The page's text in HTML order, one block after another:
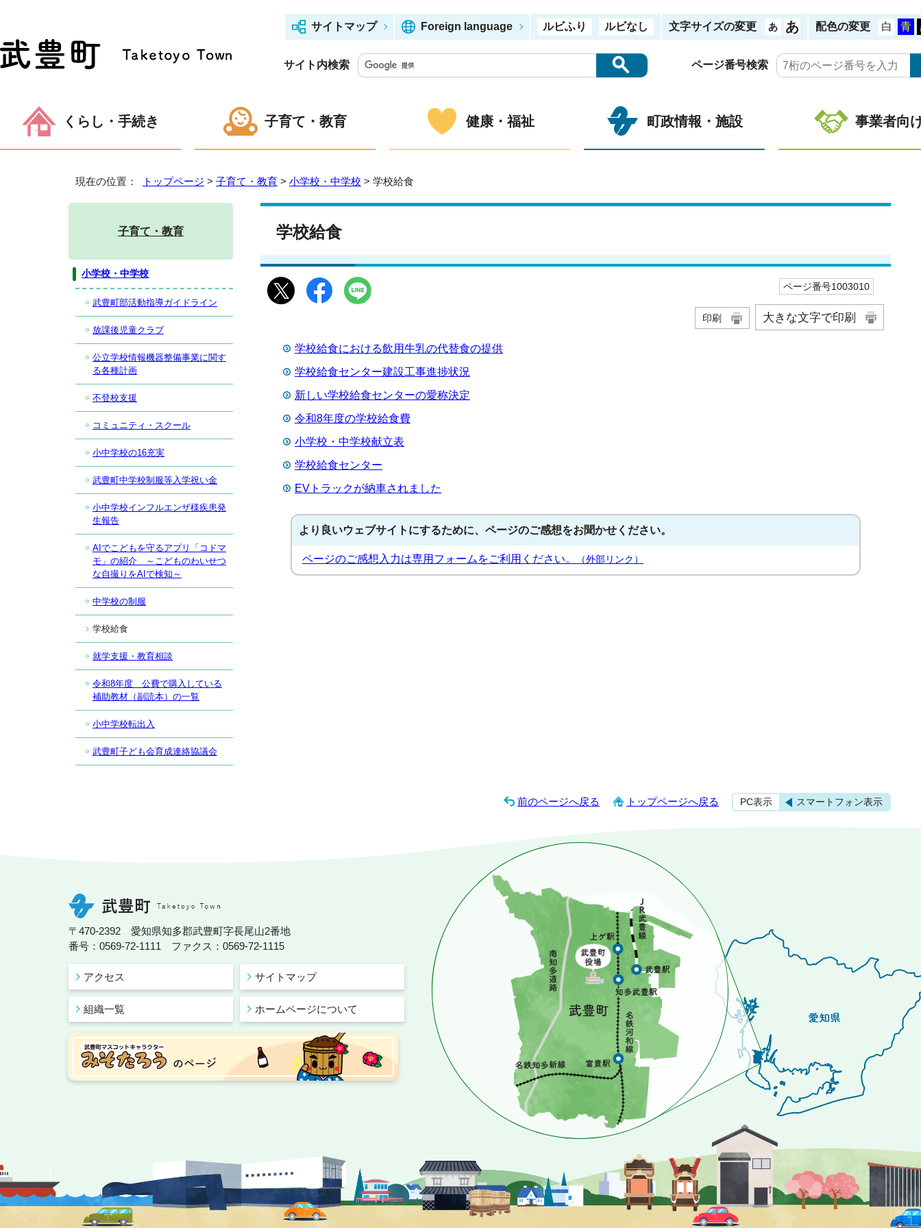
サイトマップ Foreign language ルビふり ルビなし 文字サイズの変更 配色の変更
サイト内検索 ページ番号検索
くらし・手続き 子育て・教育 健康・福祉 町政情報・施設 事業者向
現在の位置： トップページ > 子育て・教育 > 小学校・中学校 > 学校給食
学校給食
ページ番号1003010
印刷 大きな文字で印刷
学校給食における飲用牛乳の代替食の提供
学校給食センター建設工事進捗状況
新しい学校給食センターの愛称決定
令和8年度の学校給食費
小学校・中学校献立表
学校給食センター
EVトラックが納車されました
より良いウェブサイトにするために、ページのご感想をお聞かせください。
ページのご感想入力は専用フォームをご利用ください。 （外部リンク）
子育て・教育
小学校・中学校
武豊町部活動指導ガイドライン
放課後児童クラブ
公立学校情報機器整備事業に関す
る各種計画
不登校支援
コミュニティ・スクール
小中学校の16充実
武豊町中学校制服等入学祝い金
小中学校インフルエンザ様疾患発
生報告
AIでこどもを守るアプリ「コドマ
モ」の紹介 ～こどものわいせつ
な自撮りをAIで検知～
中学校の制服
学校給食
就学支援・教育相談
令和8年度 公費で購入している
補助教材（副読本）の一覧
小中学校転出入
武豊町子ども会育成連絡協議会
前のページへ戻る トップページへ戻る PC表示 スマートフォン表示
〒470-2392 愛知県知多郡武豊町字長尾山2番地
番号：0569-72-1111 ファクス：0569-72-1115
アクセス サイトマップ
組織一覧 ホームページについて